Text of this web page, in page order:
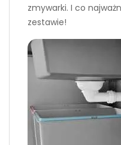
zmywarki. I co
zestawie!